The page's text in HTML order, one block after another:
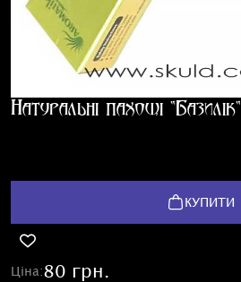
Натуральні пахощі "Базилік"
КУПИТИ
Ціна:80 грн.